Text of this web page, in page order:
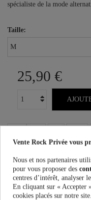
spécialiste de la mode
Taille:
25,90 €
Plus que100,00 € et
Vente Rock Privée vous
Nous et nos partenaires
pour vous proposer des
centres d’intérêt, analyser
En cliquant sur « Accepter
cookies placés sur notre